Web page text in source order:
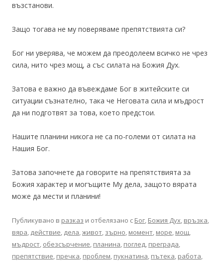
възстанови.
Защо тогава не му поверяваме препятствията си?
Бог ни уверява, че можем да преодолеем всичко не чрез
сила, нито чрез мощ, а със силата на Божия Дух.
Затова е важно да въвеждаме Бог в житейските си
ситуации съзнателно, така че Неговата сила и мъдрост
да ни подготвят за това, което предстои.
Нашите планини никога не са по-големи от силата на
Нашия Бог.
Затова започнете да говорите на препятствията за
Божия характер и могъщите Му дела, защото вярата
може да мести и планини!
Публикувано в разказ и отбелязано с Бог, Божия Дух, връзка,
вяра, действие, дела,живот, зърно, момент, море, мощ,
мъдрост, обезсърчение, планина, поглед, преграда,
препятствие, пречка, проблем, пукнатина, пътека, работа,